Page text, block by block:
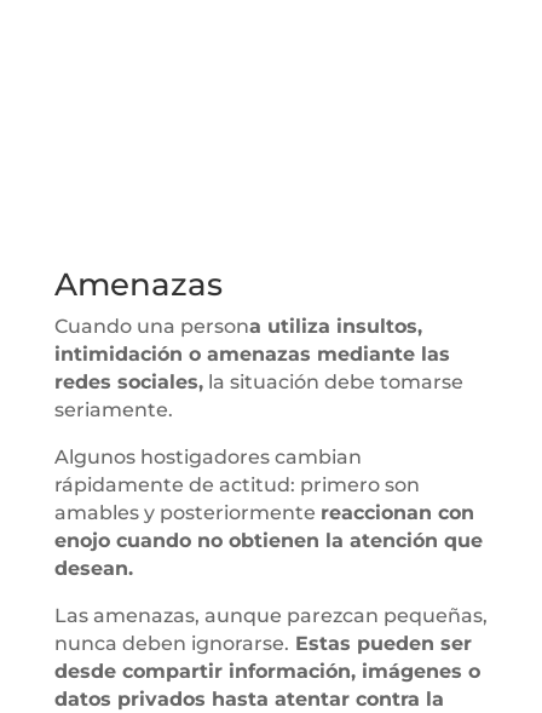
Amenazas
Cuando una persona utiliza insultos,
intimidación o amenazas mediante las
redes sociales,la situación debe tomarse
seriamente.
Algunos hostigadores cambian
rápidamente de actitud: primero son
amables y posteriormente reaccionan con
enojo cuando no obtienen la atención que
desean.
Las amenazas, aunque parezcan pequeñas,
nunca deben ignorarse. Estas pueden ser
desde compartir información, imágenes o
datos privados hasta atentar contra la